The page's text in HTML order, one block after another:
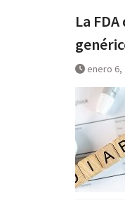
La
enero 6,